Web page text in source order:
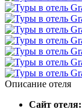
Описание отеля
Сайт отеля: